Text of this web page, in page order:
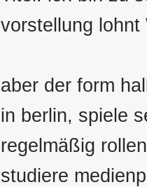
vorstellung lohnt
aber der form
in berlin, spiele
regelmäßig
studiere